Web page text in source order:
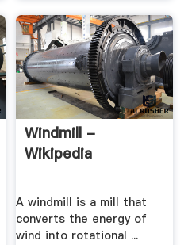
Windmill -
Wikipedia
A windmill is a mill that
converts the energy of
wind into rotational ...